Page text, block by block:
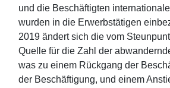
und die Beschäftigten
wurden in die Erwerbstätigen
2019 ändert sich die vom
Quelle für die Zahl der
was zu einem Rückgang der
der Beschäftigung, und einem